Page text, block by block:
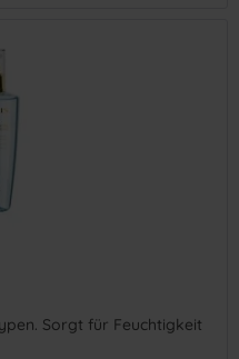
Sorgt für Feuchtigkeit